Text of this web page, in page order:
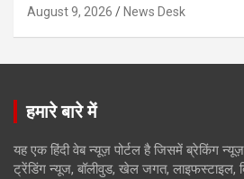
August 9, 2026 News Desk
हमारे बारे में
यह एक हिंदी वेब न्यूज़ पोर्टल है जिसमें ब्रेकिंग
ट्रेंडिंग न्यूज, बॉलीवुड, खेल जगत, लाइफस्टाइल,